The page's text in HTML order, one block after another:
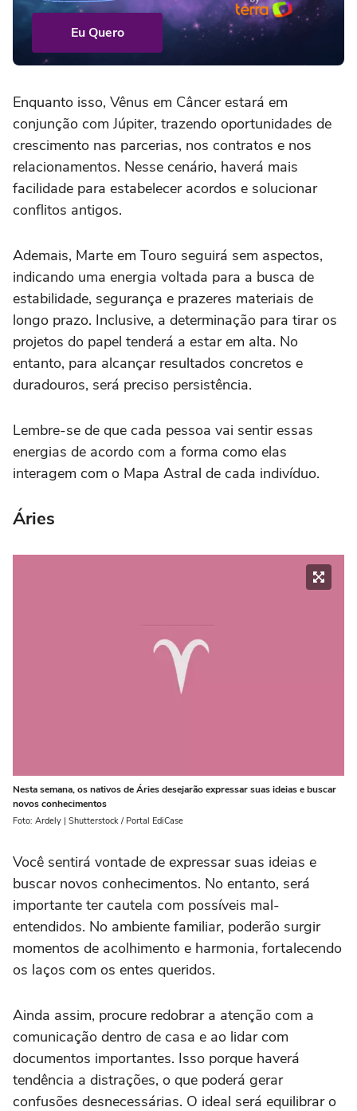
Eu Quero
Enquanto isso, Vênus em Câncer estará em
conjunção com Júpiter, trazendo oportunidades de
crescimento nas parcerias, nos contratos e nos
relacionamentos. Nesse cenário, haverá mais
facilidade para estabelecer acordos e solucionar
conflitos antigos.
Ademais, Marte em Touro seguirá sem aspectos,
indicando uma energia voltada para a busca de
estabilidade, segurança e prazeres materiais de
longo prazo. Inclusive, a determinação para tirar os
projetos do papel tenderá a estar em alta. No
entanto, para alcançar resultados concretos e
duradouros, será preciso persistência.
Lembre-se de que cada pessoa vai sentir essas
energias de acordo com a forma como elas
interagem com o Mapa Astral de cada indivíduo.
Áries
Nesta semana, os nativos de Áries desejarão expressar suas ideias e buscar
novos conhecimentos
Foto: Ardely | Shutterstock / Portal EdiCase
Você sentirá vontade de expressar suas ideias e
buscar novos conhecimentos. No entanto, será
importante ter cautela com possíveis mal-
entendidos. No ambiente familiar, poderão surgir
momentos de acolhimento e harmonia, fortalecendo
os laços com os entes queridos.
Ainda assim, procure redobrar a atenção com a
comunicação dentro de casa e ao lidar com
documentos importantes. Isso porque haverá
tendência a distrações, o que poderá gerar
confusões desnecessárias. O ideal será equilibrar o